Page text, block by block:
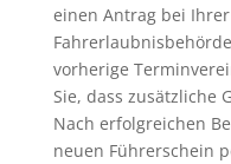
einen Antrag bei
vorherige
Sie, dass zusätzliche
Nach erfolgreichen
neuen Führerschein